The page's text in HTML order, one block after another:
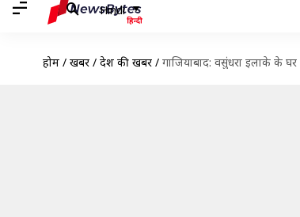
Hindi
होम / खबरें / देश की खबरें / गाजियाबाद: वसुंधरा इलाके के